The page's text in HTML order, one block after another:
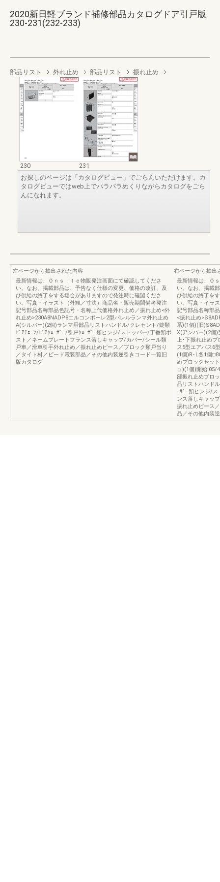
2020新日軽ブランド補修部品カタログドア引戸版
230-231(232-233)
部品リスト 外れ止め 部品リスト 振れ止め
230
231
お探しのページは「カタログビュー」でごらんいただけます。カ
タログビューではweb上でパラパラめくりながらカタログをごら
んになれます。
左ページから抽出された内容
最新情報は、Ｏｎｓｉｔｅ物販発注画面にて確認してくださ
い。なお、掲載部品は、予告なく仕様の変更、価格の改訂、及
び供給の終了をする場合がありますので発注時に確認くださ
い。写真・イラスト（外観／寸法）商品名・販売期間備考発注
記号部品名称部品色記号・名称上代価格外れ止め／振れ止め<外
れ止め>230A8NADP8エルコンポーレ2型パレルランマ外れ止め
A(シルバー)(2個)ランマ用部品リストハンドル/クレセント/錠類
ﾄﾞｱﾁｪｰﾝ/ﾄﾞｱｸﾛｰｻﾞｰ/引戸ｸﾛｰｻﾞｰ類ヒンジ/ストッパー/丁番類ポ
スト／ネームプレートフランス落しキャップ/カバー/シール類
戸車／滑車引手外れ止め／振れ止めピース／ブロック類戸当り
／タイト材／ビード電装部品／その他内装逆引きコード一覧旧
版カタログ
右ページから抽出
最新情報は、Ｏ
い。なお、掲載
び供給の終了を
い。写真・イラ
記号部品名称部
<振れ止め
系)(1個)(旧
X(アンバー)(2個)
上･下振れ止めブ
ス5型エアパス6
(1個)R･L各1個
めブロックセッ
ュ)(1個)開始:05/
部振れ止めブロ
品リストハンド
ｰｻﾞｰ類ヒンジ/ス
ンス落しキャッ
振れ止めピース
品／その他内装